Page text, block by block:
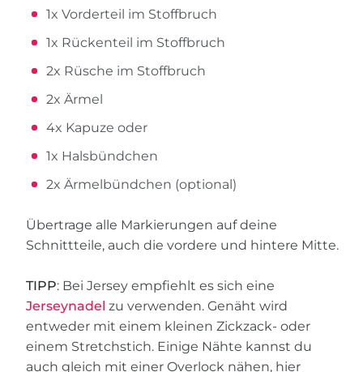
1x Vorderteil im Stoffbruch
1x Rückenteil im Stoffbruch
2x Rüsche im Stoffbruch
2x Ärmel
4x Kapuze oder
1x Halsbündchen
2x Ärmelbündchen (optional)
Übertrage alle Markierungen auf deine
Schnittteile, auch die vordere und hintere Mitte.
TIPP: Bei Jersey empfiehlt es sich eine
Jerseynadel zu verwenden. Genäht wird
entweder mit einem kleinen Zickzack- oder
einem Stretchstich. Einige Nähte kannst du
auch gleich mit einer Overlock nähen, hier